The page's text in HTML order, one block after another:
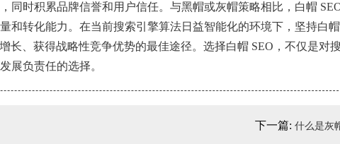
同时积累品牌信誉和用户信任。与黑帽或灰帽策略相比，白帽
和转化能力。在当前搜索引擎算法日益智能化的环境下，坚持白
长、获得战略性竞争优势的最佳途径。选择白帽 SEO，不仅是对
展负责任的选择。
下一篇: 什么是灰